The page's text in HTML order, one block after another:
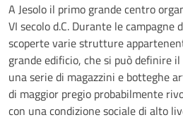
A Jesolo il primo grande centro
VI secolo d.C. Durante le campagne
scoperte varie strutture
grande edificio, che si può definire il
una serie di magazzini e botteghe
di maggior pregio probabilmente
con una condizione sociale di alto